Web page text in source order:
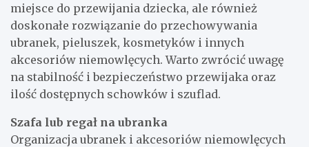
miejsce do przewijania dziecka, ale również
doskonałe rozwiązanie do przechowywania
ubranek, pieluszek, kosmetyków i innych
akcesoriów niemowlęcych. Warto zwrócić uwagę
na stabilność i bezpieczeństwo przewijaka oraz
ilość dostępnych schowków i szuflad.
Szafa lub regał na ubranka
Organizacja ubranek i akcesoriów niemowlęcych